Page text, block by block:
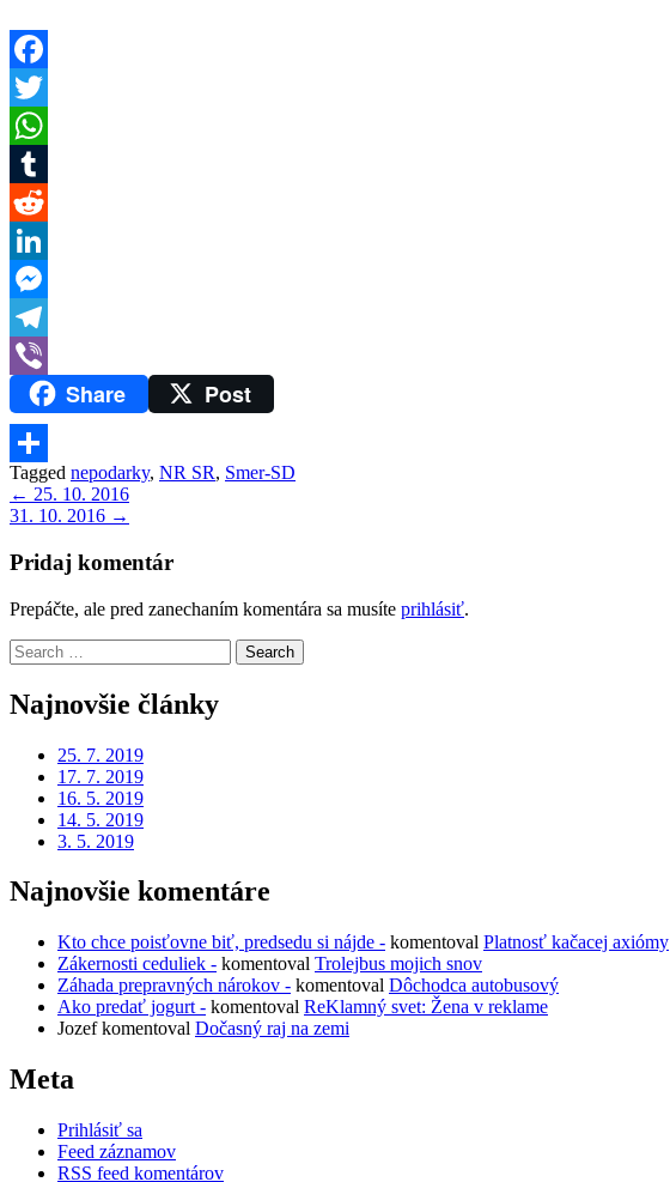
Facebook
Twitter
WhatsApp
Tumblr
Reddit
LinkedIn
Messenger
Telegram
Viber
Share Post
Share
Tagged nepodarky, NR SR, Smer-SD
Navigácia
v
článku
← 25. 10. 2016
31. 10. 2016 →
Pridaj komentár
Prepáčte, ale pred zanechaním komentára sa musíte prihlásiť.
Search
for:
Najnovšie články
25. 7. 2019
17. 7. 2019
16. 5. 2019
14. 5. 2019
3. 5. 2019
Najnovšie komentáre
Kto chce poisťovne biť, predsedu si nájde - komentoval Platnosť kačacej axiómy
Zákernosti ceduliek - komentoval Trolejbus mojich snov
Záhada prepravných nárokov - komentoval Dôchodca autobusový
Ako predať jogurt - komentoval ReKlamný svet: Žena v reklame
Jozefkomentoval Dočasný raj na zemi
Meta
Prihlásiť sa
Feed záznamov
RSS feed komentárov